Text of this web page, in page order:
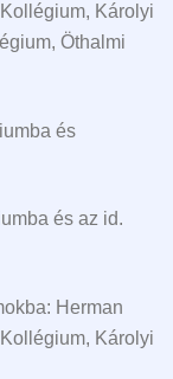
Kollégium, Károlyi
Öthalmi
és
és az id.
Herman
Kollégium, Károlyi